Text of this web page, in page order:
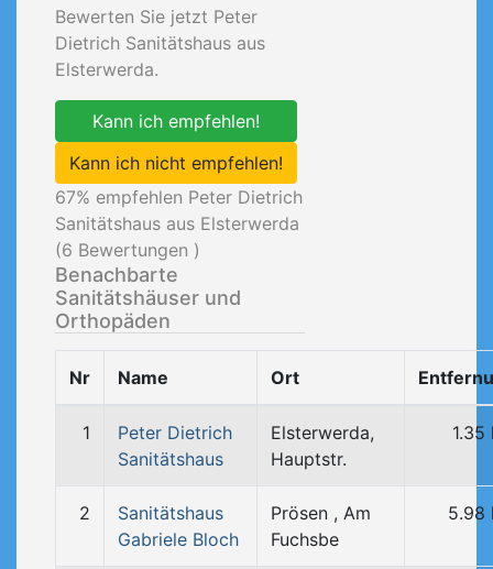
Bewerten Sie jetzt Peter
Dietrich Sanitätshaus aus
Elsterwerda.
Kann ich empfehlen!
Kann ich nicht empfehlen!
67% empfehlen Peter Dietrich
Sanitätshaus aus Elsterwerda
(6 Bewertungen )
Benachbarte
Sanitätshäuser und
Orthopäden
Nr Name Ort
1
Peter Dietrich
Sanitätshaus
Elsterwerda,
Hauptstr.
1.35
2
Sanitätshaus
Gabriele Bloch
Prösen , Am
Fuchsbe
5.98